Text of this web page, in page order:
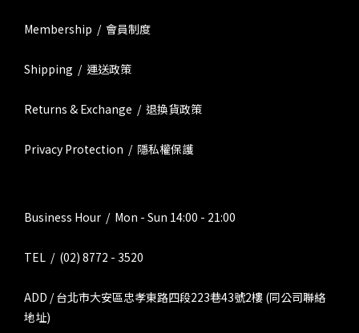
Membership / 會員制度
Shipping / 運送政策
Returns & Exchange / 退換貨政策
Privacy Protection / 隱私權保護
Business Hour / Mon - Sun 14:00 - 21:00
TEL / (02) 8772 - 3520
ADD / 台北市大安區忠孝東路四段223巷43號2樓 (同公司聯絡
地址)